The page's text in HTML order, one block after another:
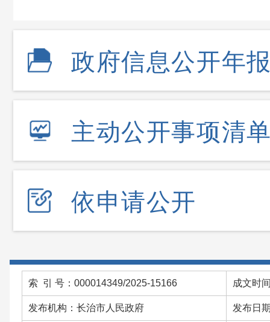
政府信息公开年
主动公开事项清
依申请公开
索 引 号：000014349/2025-15166 成文时
发布机构：长治市人民政府 发布日